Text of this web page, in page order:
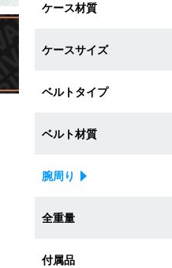
ケース材質
ケースサイズ
ベルトタイプ
ベルト材質
腕周り
全重量
付属品